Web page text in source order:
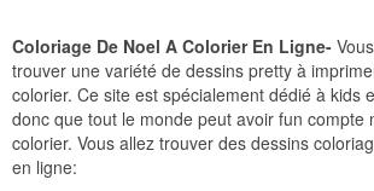
Coloriage De Noel A Colorier En Ligne-
trouver une variété de dessins pretty à
colorier. Ce site est spécialement dédié à kids
donc que tout le monde peut avoir fun compte
colorier. Vous allez trouver des dessins
en ligne: